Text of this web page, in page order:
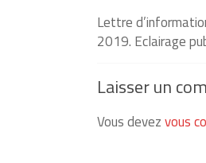
Lettre
2019. Eclairage
Laisser un
Vous devezvous